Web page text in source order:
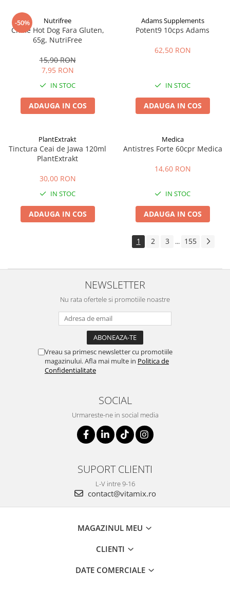
-50% Nutrifree
Chifle Hot Dog Fara Gluten,
65g, NutriFree
15,90 RON
7,95 RON
IN STOC
ADAUGA IN COS
Adams Supplements
Potent9 10cps Adams
62,50 RON
IN STOC
ADAUGA IN COS
PlantExtrakt
Tinctura Ceai de Jawa 120ml
PlantExtrakt
30,00 RON
IN STOC
ADAUGA IN COS
Medica
Antistres Forte 60cpr Medica
14,60 RON
IN STOC
ADAUGA IN COS
1 2 3 ... 155
NEWSLETTER
Nu rata ofertele si promotiile noastre
Vreau sa primesc newsletter cu promotiile
magazinului. Afla mai multe in Politica de
Confidentialitate
SOCIAL
Urmareste-ne in social media
SUPORT CLIENTI
L-V intre 9-16
contact@vitamix.ro
MAGAZINUL MEU
CLIENTI
DATE COMERCIALE